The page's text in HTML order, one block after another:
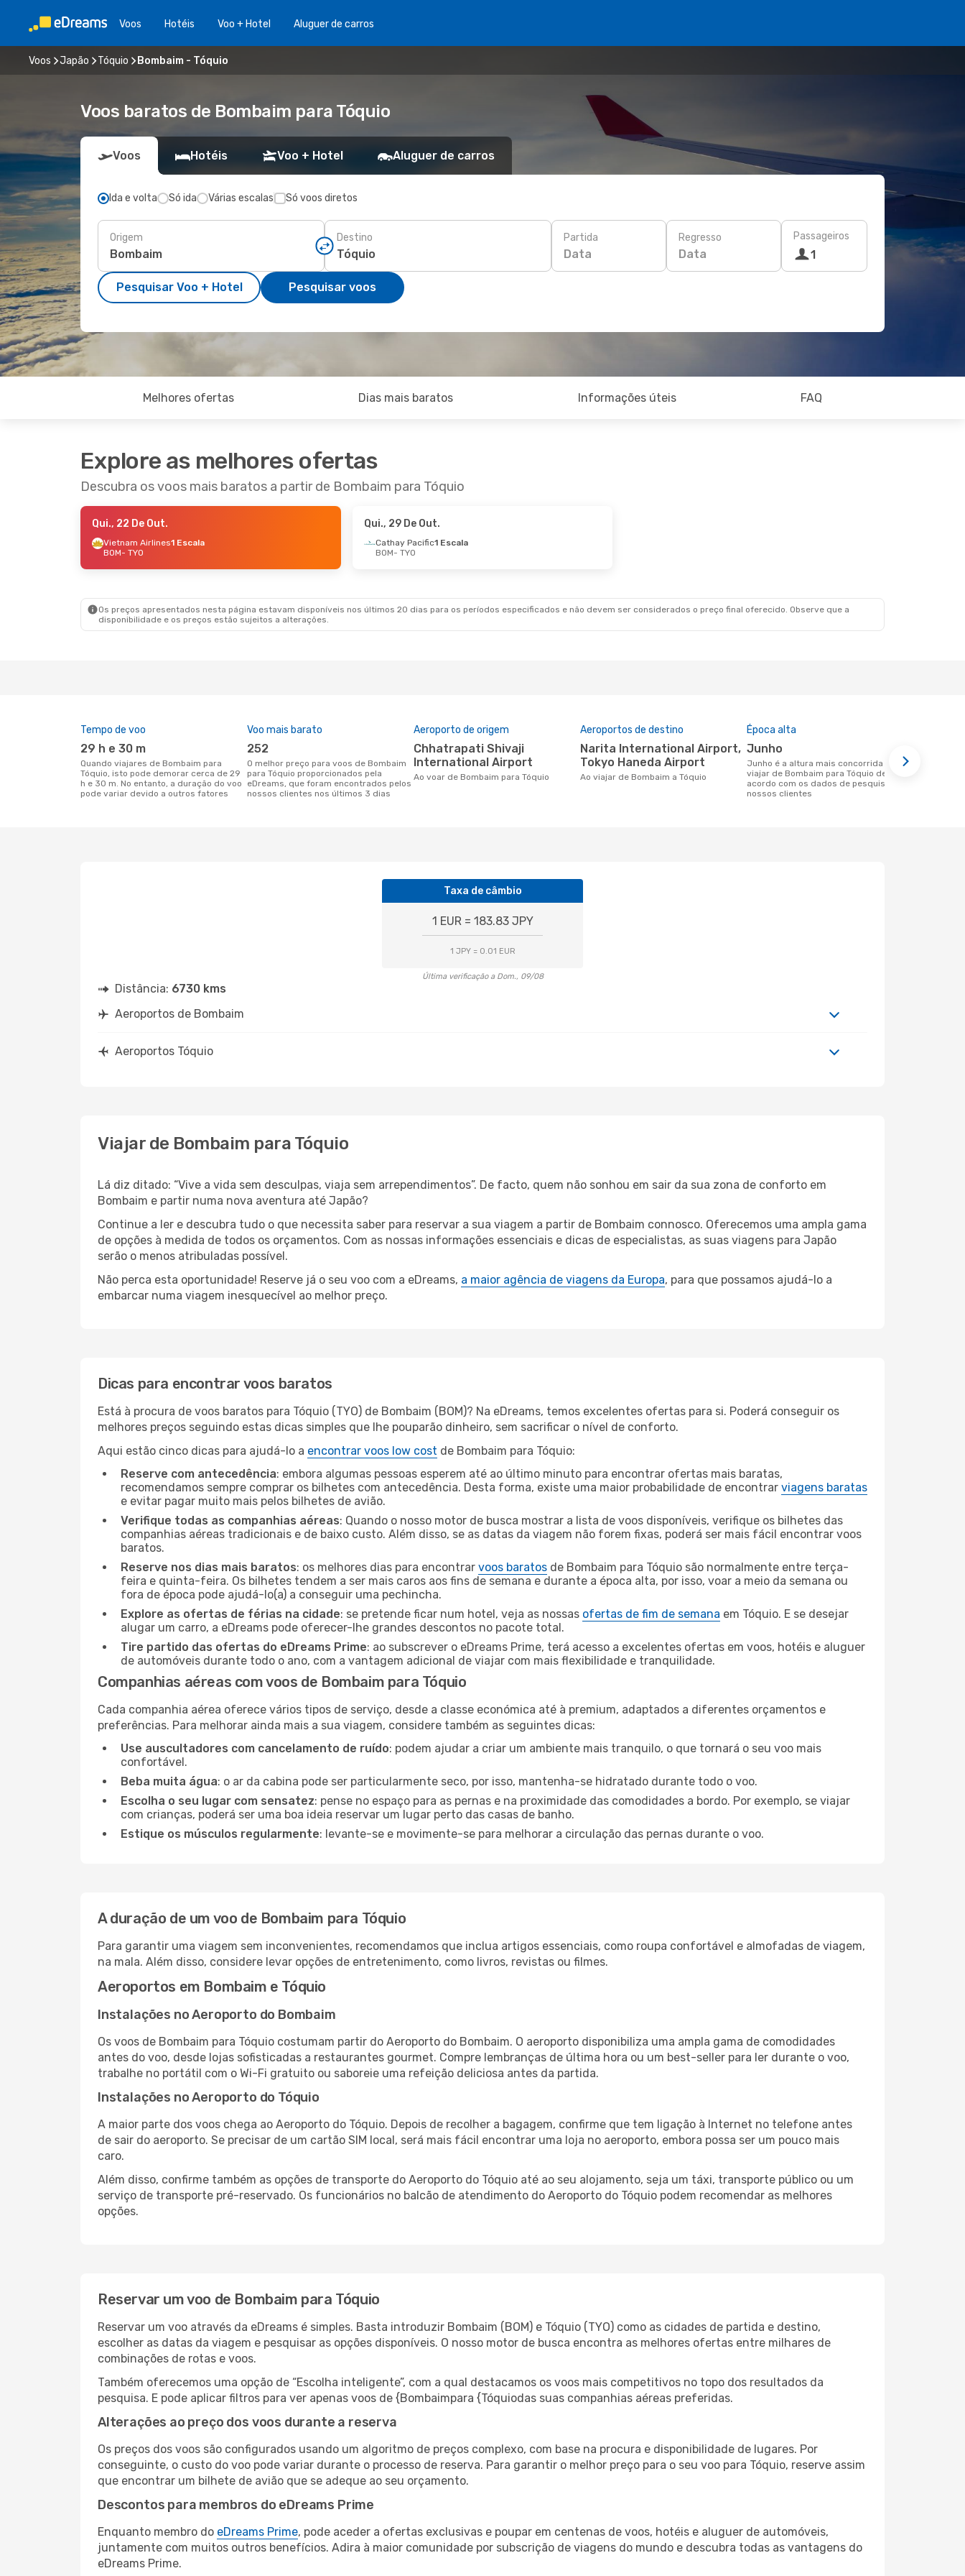
Voos Hotéis Voo + Hotel Aluguer de carros
Voos Japão Tóquio Bombaim - Tóquio
Voos baratos de Bombaim para Tóquio
Voos Hotéis Voo + Hotel Aluguer de carros
Ida e volta Só ida Várias escalas Só voos diretos
Origem Destino Partida
Data
Regresso
Data
Passageiros
1
Pesquisar Voo + Hotel Pesquisar voos
Melhores ofertas Dias mais baratos Informações úteis FAQ
Explore as melhores ofertas
Descubra os voos mais baratos a partir de Bombaim para Tóquio
Qui., 22 De Out.
Vietnam Airlines1 Escala
BOM- TYO
Qui., 29 De Out.
Cathay Pacific1 Escala
BOM- TYO
Os preços apresentados nesta página estavam disponíveis nos últimos 20 dias para os períodos especificados e não devem ser considerados o preço final oferecido. Observe que a
disponibilidade e os preços estão sujeitos a alterações.
Tempo de voo
29 h e 30 m
Quando viajares de Bombaim para
Tóquio, isto pode demorar cerca de 29
h e 30 m. No entanto, a duração do voo
pode variar devido a outros fatores
Voo mais barato
252
O melhor preço para voos de Bombaim
para Tóquio proporcionados pela
eDreams, que foram encontrados pelos
nossos clientes nos últimos 3 dias
Aeroporto de origem
Chhatrapati Shivaji
International Airport
Ao voar de Bombaim para Tóquio
Aeroportos de destino
Narita International Airport,
Tokyo Haneda Airport
Ao viajar de Bombaim a Tóquio
Época alta
junho
junho é a altura mais concorrida para
viajar de Bombaim para Tóquio de
acordo com os dados de pesquisa dos
nossos clientes
Taxa de câmbio
1 EUR = 183.83 JPY
1 JPY = 0.01 EUR
Última verificação a Dom., 09/08
Distância: 6730 kms
Aeroportos de Bombaim
Aeroportos Tóquio
Viajar de Bombaim para Tóquio
Lá diz ditado: “Vive a vida sem desculpas, viaja sem arrependimentos”. De facto, quem não sonhou em sair da sua zona de conforto em
Bombaim e partir numa nova aventura até Japão?
Continue a ler e descubra tudo o que necessita saber para reservar a sua viagem a partir de Bombaim connosco. Oferecemos uma ampla gama
de opções à medida de todos os orçamentos. Com as nossas informações essenciais e dicas de especialistas, as suas viagens para Japão
serão o menos atribuladas possível.
Não perca esta oportunidade! Reserve já o seu voo com a eDreams, a maior agência de viagens da Europa, para que possamos ajudá-lo a
embarcar numa viagem inesquecível ao melhor preço.
Dicas para encontrar voos baratos
Está à procura de voos baratos para Tóquio (TYO) de Bombaim (BOM)? Na eDreams, temos excelentes ofertas para si. Poderá conseguir os
melhores preços seguindo estas dicas simples que lhe pouparão dinheiro, sem sacrificar o nível de conforto.
Aqui estão cinco dicas para ajudá-lo a encontrar voos low cost de Bombaim para Tóquio:
Reserve com antecedência: embora algumas pessoas esperem até ao último minuto para encontrar ofertas mais baratas,
recomendamos sempre comprar os bilhetes com antecedência. Desta forma, existe uma maior probabilidade de encontrar viagens baratas
e evitar pagar muito mais pelos bilhetes de avião.
Verifique todas as companhias aéreas: Quando o nosso motor de busca mostrar a lista de voos disponíveis, verifique os bilhetes das
companhias aéreas tradicionais e de baixo custo. Além disso, se as datas da viagem não forem fixas, poderá ser mais fácil encontrar voos
baratos.
Reserve nos dias mais baratos: os melhores dias para encontrar voos baratos de Bombaim para Tóquio são normalmente entre terça-
feira e quinta-feira. Os bilhetes tendem a ser mais caros aos fins de semana e durante a época alta, por isso, voar a meio da semana ou
fora de época pode ajudá-lo(a) a conseguir uma pechincha.
Explore as ofertas de férias na cidade: se pretende ficar num hotel, veja as nossas ofertas de fim de semana em Tóquio. E se desejar
alugar um carro, a eDreams pode oferecer-lhe grandes descontos no pacote total.
Tire partido das ofertas do eDreams Prime: ao subscrever o eDreams Prime, terá acesso a excelentes ofertas em voos, hotéis e aluguer
de automóveis durante todo o ano, com a vantagem adicional de viajar com mais flexibilidade e tranquilidade.
Companhias aéreas com voos de Bombaim para Tóquio
Cada companhia aérea oferece vários tipos de serviço, desde a classe económica até à premium, adaptados a diferentes orçamentos e
preferências. Para melhorar ainda mais a sua viagem, considere também as seguintes dicas:
Use auscultadores com cancelamento de ruído: podem ajudar a criar um ambiente mais tranquilo, o que tornará o seu voo mais
confortável.
Beba muita água: o ar da cabina pode ser particularmente seco, por isso, mantenha-se hidratado durante todo o voo.
Escolha o seu lugar com sensatez: pense no espaço para as pernas e na proximidade das comodidades a bordo. Por exemplo, se viajar
com crianças, poderá ser uma boa ideia reservar um lugar perto das casas de banho.
Estique os músculos regularmente: levante-se e movimente-se para melhorar a circulação das pernas durante o voo.
A duração de um voo de Bombaim para Tóquio
Para garantir uma viagem sem inconvenientes, recomendamos que inclua artigos essenciais, como roupa confortável e almofadas de viagem,
na mala. Além disso, considere levar opções de entretenimento, como livros, revistas ou filmes.
Aeroportos em Bombaim e Tóquio
Instalações no Aeroporto do Bombaim
Os voos de Bombaim para Tóquio costumam partir do Aeroporto do Bombaim. O aeroporto disponibiliza uma ampla gama de comodidades
antes do voo, desde lojas sofisticadas a restaurantes gourmet. Compre lembranças de última hora ou um best-seller para ler durante o voo,
trabalhe no portátil com o Wi-Fi gratuito ou saboreie uma refeição deliciosa antes da partida.
Instalações no Aeroporto do Tóquio
A maior parte dos voos chega ao Aeroporto do Tóquio. Depois de recolher a bagagem, confirme que tem ligação à Internet no telefone antes
de sair do aeroporto. Se precisar de um cartão SIM local, será mais fácil encontrar uma loja no aeroporto, embora possa ser um pouco mais
caro.
Além disso, confirme também as opções de transporte do Aeroporto do Tóquio até ao seu alojamento, seja um táxi, transporte público ou um
serviço de transporte pré-reservado. Os funcionários no balcão de atendimento do Aeroporto do Tóquio podem recomendar as melhores
opções.
Reservar um voo de Bombaim para Tóquio
Reservar um voo através da eDreams é simples. Basta introduzir Bombaim (BOM) e Tóquio (TYO) como as cidades de partida e destino,
escolher as datas da viagem e pesquisar as opções disponíveis. O nosso motor de busca encontra as melhores ofertas entre milhares de
combinações de rotas e voos.
Também oferecemos uma opção de “Escolha inteligente”, com a qual destacamos os voos mais competitivos no topo dos resultados da
pesquisa. E pode aplicar filtros para ver apenas voos de {Bombaimpara {Tóquiodas suas companhias aéreas preferidas.
Alterações ao preço dos voos durante a reserva
Os preços dos voos são configurados usando um algoritmo de preços complexo, com base na procura e disponibilidade de lugares. Por
conseguinte, o custo do voo pode variar durante o processo de reserva. Para garantir o melhor preço para o seu voo para Tóquio, reserve assim
que encontrar um bilhete de avião que se adeque ao seu orçamento.
Descontos para membros do eDreams Prime
Enquanto membro do eDreams Prime, pode aceder a ofertas exclusivas e poupar em centenas de voos, hotéis e aluguer de automóveis,
juntamente com muitos outros benefícios. Adira à maior comunidade por subscrição de viagens do mundo e descubra todas as vantagens do
eDreams Prime.